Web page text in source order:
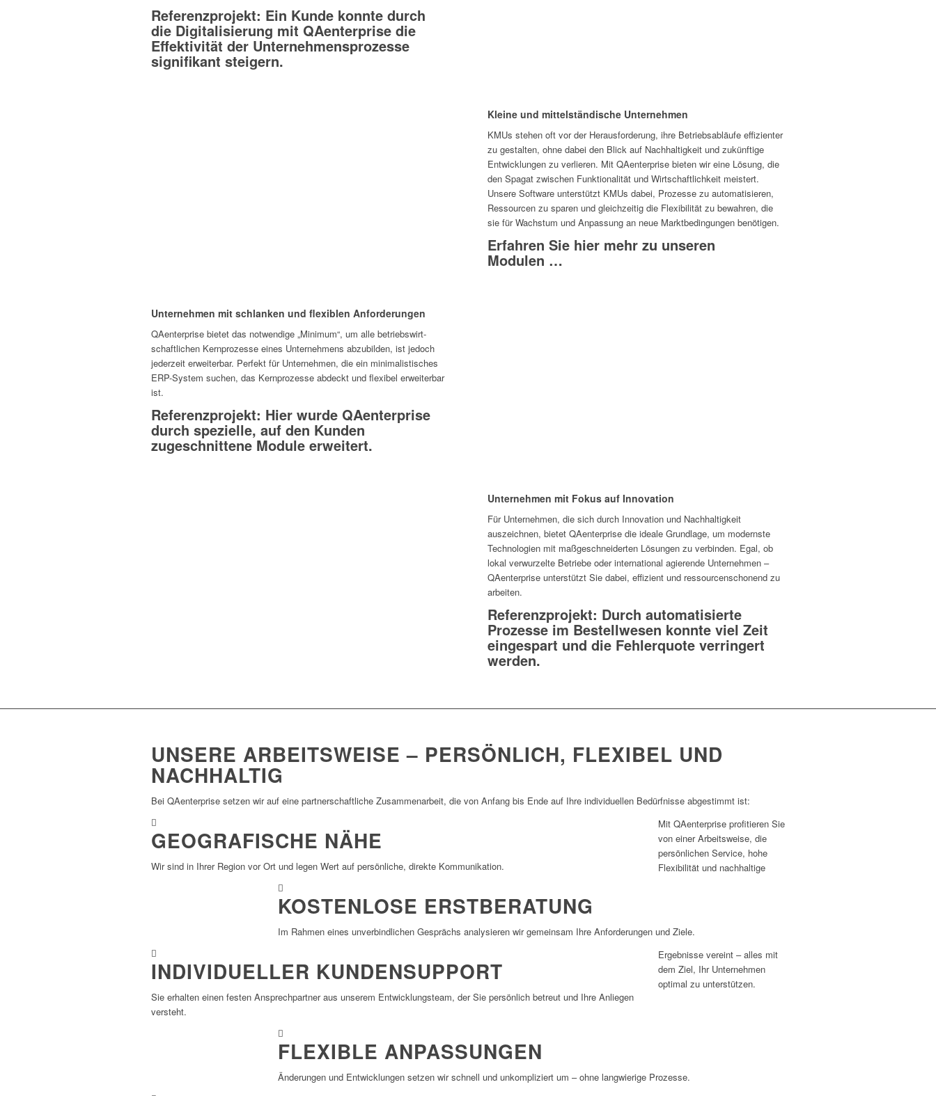
Referenzprojekt: Ein Kunde konnte durch
die Digitalisierung mit QAenterprise die
Effektivität der Unternehmensprozesse
signifikant steigern.
Kleine und mittelständische Unternehmen
KMUs stehen oft vor der Heraus­for­de­rung, ihre Betriebs­ab­läufe effi­zi­enter
zu gestalten, ohne dabei den Blick auf Nach­hal­tig­keit und zukünf­tige
Entwick­lungen zu verlieren. Mit QAen­ter­prise bieten wir eine Lösung, die
den Spagat zwischen Funk­tio­na­lität und Wirt­schaft­lich­keit meis­tert.
Unsere Soft­ware unter­stützt KMUs dabei, Prozesse zu auto­ma­ti­sieren,
Ressourcen zu sparen und gleich­zeitig die Flexi­bi­lität zu bewahren, die
sie für Wachstum und Anpas­sung an neue Markt­be­din­gungen benötigen.
Erfahren Sie hier mehr zu unseren
Modulen …
Unternehmen mit schlanken und flexiblen Anforderungen
QAen­ter­prise bietet das notwen­dige „Minimum“, um alle betriebs­wirt­
schaft­li­chen Kern­pro­zesse eines Unter­neh­mens abzu­bilden, ist jedoch
jeder­zeit erwei­terbar. Perfekt für Unter­nehmen, die ein mini­ma­lis­ti­sches
ERP-System suchen, das Kern­pro­zesse abdeckt und flexibel erwei­terbar
ist.
Referenzprojekt: Hier wurde QAenterprise
durch spezielle, auf den Kunden
zugeschnittene Module erweitert.
Unternehmen mit Fokus auf Innovation
Für Unter­nehmen, die sich durch Inno­va­tion und Nach­hal­tig­keit
auszeichnen, bietet QAen­ter­prise die ideale Grund­lage, um modernste
Tech­no­lo­gien mit maßge­schnei­derten Lösungen zu verbinden. Egal, ob
lokal verwur­zelte Betriebe oder inter­na­tional agie­rende Unter­nehmen –
QAen­ter­prise unter­stützt Sie dabei, effi­zient und ressour­cen­scho­nend zu
arbeiten.
Referenzprojekt: Durch automatisierte
Prozesse im Bestellwesen konnte viel Zeit
eingespart und die Fehlerquote verringert
werden.
UNSERE ARBEITSWEISE – PERSÖNLICH, FLEXIBEL UND
NACHHALTIG
Bei QAen­ter­prise setzen wir auf eine part­ner­schaft­liche Zusam­men­ar­beit, die von Anfang bis Ende auf Ihre indi­vi­du­ellen Bedürf­nisse abge­stimmt ist:
GEOGRAFISCHE NÄHE
Wir sind in Ihrer Region vor Ort und legen Wert auf persön­liche, direkte Kommunikation.
KOSTENLOSE ERSTBERATUNG
Im Rahmen eines unver­bind­li­chen Gesprächs analy­sieren wir gemeinsam Ihre Anfor­de­rungen und Ziele.
INDIVIDUELLER KUNDENSUPPORT
Sie erhalten einen festen Ansprech­partner aus unserem Entwick­lungs­team, der Sie persön­lich betreut und Ihre Anliegen
versteht.
FLEXIBLE ANPASSUNGEN
Ände­rungen und Entwick­lungen setzen wir schnell und unkom­pli­ziert um – ohne lang­wie­rige Prozesse.
Mit QAen­ter­prise profi­tieren Sie
von einer Arbeits­weise, die
persön­li­chen Service, hohe
Flexi­bi­lität und nach­hal­tige
Ergeb­nisse vereint – alles mit
dem Ziel, Ihr Unter­nehmen
optimal zu unterstützen.